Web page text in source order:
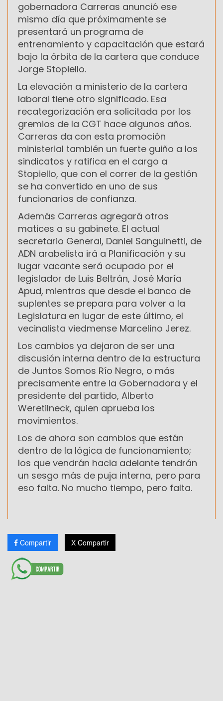
gobernadora Carreras anunció ese
mismo día que próximamente se
presentará un programa de
entrenamiento y capacitación que estará
bajo la órbita de la cartera que conduce
Jorge Stopiello.
La elevación a ministerio de la cartera
laboral tiene otro significado. Esa
recategorización era solicitada por los
gremios de la CGT hace algunos años.
Carreras da con esta promoción
ministerial también un fuerte guiño a los
sindicatos y ratifica en el cargo a
Stopiello, que con el correr de la gestión
se ha convertido en uno de sus
funcionarios de confianza.
Además Carreras agregará otros
matices a su gabinete. El actual
secretario General, Daniel Sanguinetti, de
ADN arabelista irá a Planificación y su
lugar vacante será ocupado por el
legislador de Luis Beltrán, José María
Apud, mientras que desde el banco de
suplentes se prepara para volver a la
Legislatura en lugar de este último, el
vecinalista viedmense Marcelino Jerez.
Los cambios ya dejaron de ser una
discusión interna dentro de la estructura
de Juntos Somos Río Negro, o más
precisamente entre la Gobernadora y el
presidente del partido, Alberto
Weretilneck, quien aprueba los
movimientos.
Los de ahora son cambios que están
dentro de la lógica de funcionamiento;
los que vendrán hacia adelante tendrán
un sesgo más de puja interna, pero para
eso falta. No mucho tiempo, pero falta.
Compartir X Compartir